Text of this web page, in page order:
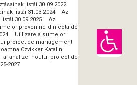
listái 30.09.2022
listái 31.03.2024
Az
30.09.2025
Az
provenind din cota de
Utilizare a sumelor
proiect de management
Czvikker Katalin
al analizei noului proiect de
2027